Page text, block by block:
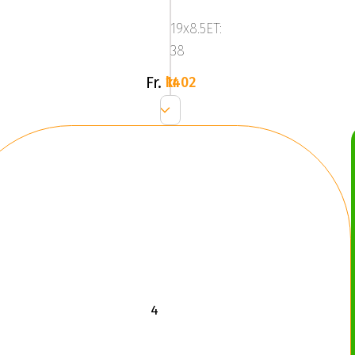
Silver
19x8.5ET:
38
Fr. 1402 kr